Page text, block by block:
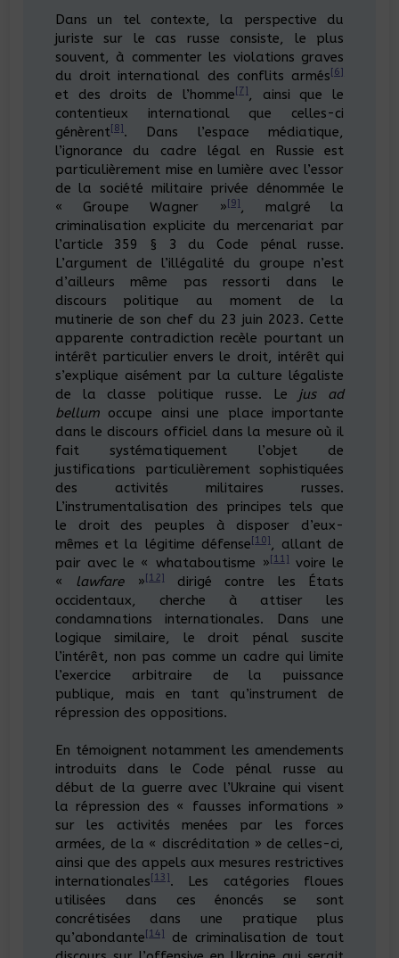
Dans un tel contexte, la perspective du
juriste sur le cas russe consiste, le plus
souvent, à commenter les violations graves
du droit international des conflits armés [6]
et des droits de l’homme [7], ainsi que le
contentieux international que celles-ci
génèrent[8]. Dans l’espace médiatique,
l’ignorance du cadre légal en Russie est
particulièrement mise en lumière avec l’essor
de la société militaire privée dénommée le
« Groupe Wagner » [9], malgré la
criminalisation explicite du mercenariat par
l’article 359 § 3 du Code pénal russe.
L’argument de l’illégalité du groupe n’est
d’ailleurs même pas ressorti dans le
discours politique au moment de la
mutinerie de son chef du 23 juin 2023. Cette
apparente contradiction recèle pourtant un
intérêt particulier envers le droit, intérêt qui
s’explique aisément par la culture légaliste
de la classe politique russe. Le jus ad
bellumoccupe ainsi une place importante
dans le discours officiel dans la mesure où il
fait systématiquement l’objet de
justifications particulièrement sophistiquées
des activités militaires russes.
L’instrumentalisation des principes tels que
le droit des peuples à disposer d’eux-
mêmes et la légitime défense [10], allant de
pair avec le « whataboutisme » [11]voire le
« lawfare» [12]dirigé contre les États
occidentaux, cherche à attiser les
condamnations internationales. Dans une
logique similaire, le droit pénal suscite
l’intérêt, non pas comme un cadre qui limite
l’exercice arbitraire de la puissance
publique, mais en tant qu’instrument de
répression des oppositions.
En témoignent notamment les amendements
introduits dans le Code pénal russe au
début de la guerre avec l’Ukraine qui visent
la répression des « fausses informations »
sur les activités menées par les forces
armées, de la « discréditation » de celles-ci,
ainsi que des appels aux mesures restrictives
internationales [13]. Les catégories floues
utilisées dans ces énoncés se sont
concrétisées dans une pratique plus
qu’abondante [14]de criminalisation de tout